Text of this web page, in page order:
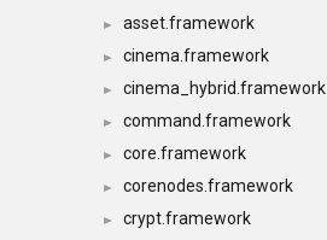
► asset.framework
► cinema.framework
► cinema_hybrid.framework
► command.framework
► core.framework
► corenodes.framework
► crypt.framework